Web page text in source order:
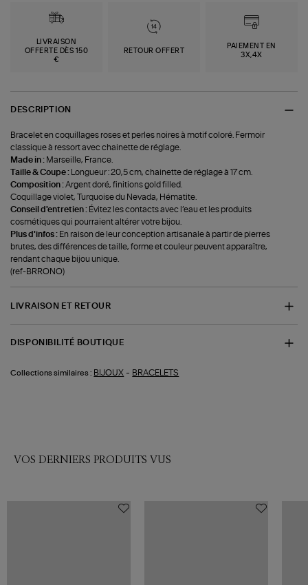
LIVRAISON
OFFERTE DÈS 150
€
RETOUR OFFERT
PAIEMENT EN
3X,4X
DESCRIPTION
Bracelet en coquillages roses et perles noires à motif coloré. Fermoir
classique à ressort avec chainette de réglage.
Made in : Marseille, France.
Taille & Coupe :
Longueur : 20,5 cm, chainette de réglage à 17 cm.
Composition :Argent doré, finitions gold filled.
Coquillage violet, Turquoise du Nevada, Hématite.
Conseil d'entretien : Évitez les contacts avec l’eau et les produits
cosmétiques qui pourraient altérer votre bijou.
Plus d'infos : En raison de leur conception artisanale à partir de pierres
brutes, des différences de taille, forme et couleur peuvent apparaître,
rendant chaque bijou unique.
(ref-BRRONO)
LIVRAISON ET RETOUR
DISPONIBILITÉ BOUTIQUE
Collections similaires : BIJOUX - BRACELETS
VOS DERNIERS PRODUITS VUS